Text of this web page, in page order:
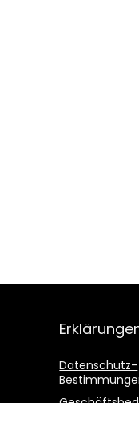
Datenschutz-